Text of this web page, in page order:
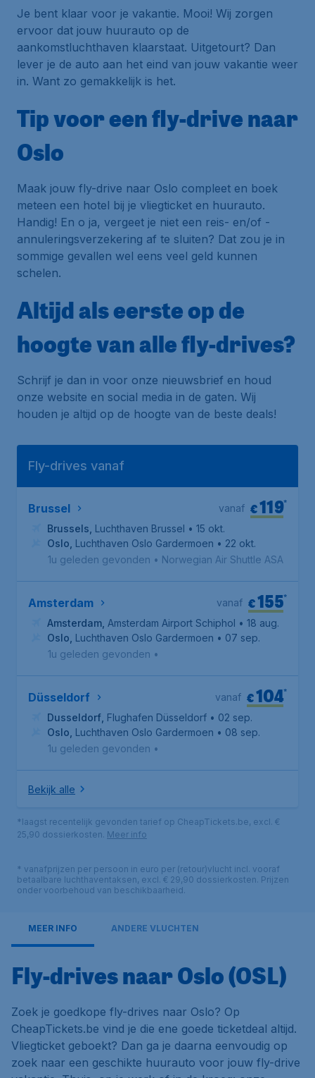
Je bent klaar voor je vakantie. Mooi! Wij zorgen
ervoor dat jouw huurauto op de
aankomstluchthaven klaarstaat. Uitgetourt? Dan
lever je de auto aan het eind van jouw vakantie weer
in. Want zo gemakkelijk is het.
Tip voor een fly-drive naar
Oslo
Maak jouw fly-drive naar Oslo compleet en boek
meteen een hotel bij je vliegticket en huurauto.
Handig! En o ja, vergeet je niet een reis- en/of -
annuleringsverzekering af te sluiten? Dat zou je in
sommige gevallen wel eens veel geld kunnen
schelen.
Altijd als eerste op de
hoogte van alle fly-drives?
Schrijf je dan in voor onze nieuwsbrief en houd
onze website en social media in de gaten. Wij
houden je altijd op de hoogte van de beste deals!
Fly-drives vanaf
Brussel €119*
vanaf
Brussels Luchthaven Brussel • 15 okt.
Oslo Luchthaven Oslo Gardermoen • 22 okt.
1u geleden gevonden • Norwegian Air Shuttle ASA
Amsterdam €155*
vanaf
Amsterdam Amsterdam Airport Schiphol • 18 aug.
Oslo Luchthaven Oslo Gardermoen • 07 sep.
1u geleden gevonden •
Düsseldorf €104*
vanaf
Dusseldorf Flughafen Düsseldorf • 02 sep.
Oslo Luchthaven Oslo Gardermoen • 08 sep.
1u geleden gevonden •
Bekijk alle
*laagst recentelijk gevonden tarief op CheapTickets.be, excl. €
25,90 dossierkosten. Meer info
* vanafprijzen per persoon in euro per (retour)vlucht incl. vooraf
betaalbare luchthaventaksen, excl. € 29,90 dossierkosten. Prijzen
onder voorbehoud van beschikbaarheid.
MEER INFO ANDERE VLUCHTEN
Fly-drives naar Oslo (OSL)
Zoek je goedkope fly-drives naar Oslo? Op
CheapTickets.be vind je die ene goede ticketdeal altijd.
Vliegticket geboekt? Dan ga je daarna eenvoudig op
zoek naar een geschikte huurauto voor jouw fly-drive